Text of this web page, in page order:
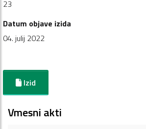
23
Datum objave izida
04. julij 2022
Izid
Vmesni akti